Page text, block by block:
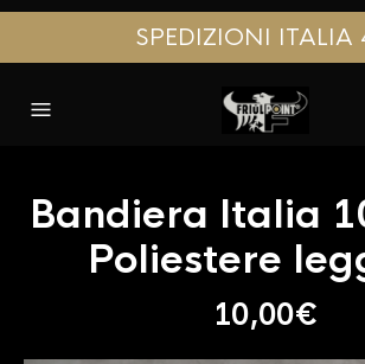
SPEDIZIONI ITALIA
Bandiera Italia
Poliestere
10,00€